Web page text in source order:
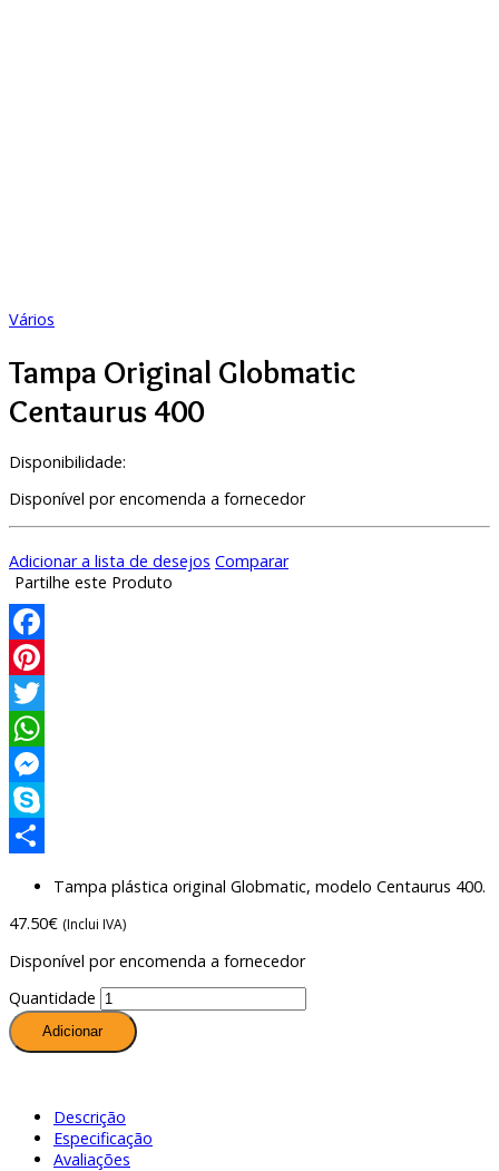
Vários
Tampa Original Globmatic
Centaurus 400
Disponibilidade:
Disponível por encomenda a fornecedor
Adicionar a lista de desejos Comparar
Partilhe este Produto
Facebook
Pinterest
Twitter
WhatsApp
Messenger
Skype
Tampa plástica original Globmatic, modelo Centaurus 400.
47.50€ (Inclui IVA)
Disponível por encomenda a fornecedor
Quantidade
Adicionar
Descrição
Especificação
Avaliações